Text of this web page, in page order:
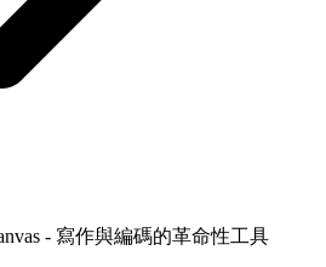
- 寫作與編碼的革命性工具